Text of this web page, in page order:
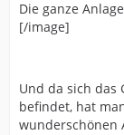
Die ganze
[/image]
Und da sich das
befindet, hat
wunderschönen